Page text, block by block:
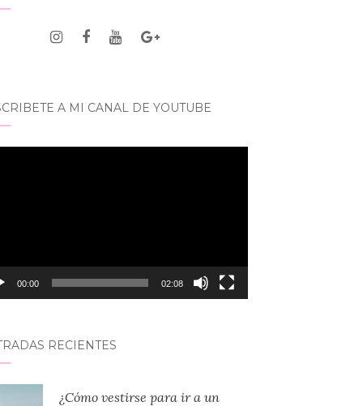
A MI CANAL DE YOUTUBE
00:00 02:08
RECIENTES
¿Cómo vestirse para ir a un